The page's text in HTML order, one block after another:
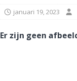
januari 19, 2023
Er zijn geen